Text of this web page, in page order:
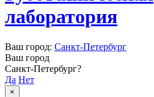
лаборатория
Ваш город: Санкт-Петербург
Ваш город
Санкт-Петербург?
Да Нет
×